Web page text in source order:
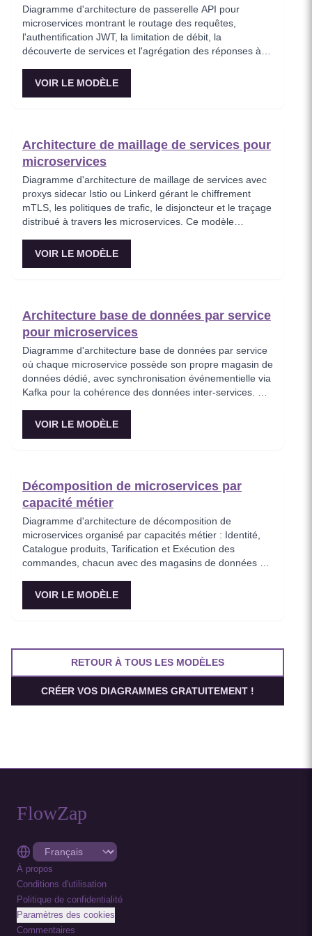
Diagramme d'architecture de passerelle API pour
microservices montrant le routage des requêtes,
l'authentification JWT, la limitation de débit, la
découverte de services et l'agrégation des réponses à
représente le point d'entrée de tout le trafic client dans
évolutive avec des préoccupations transversales
centralisées.
VOIR LE MODÈLE
Architecture de maillage de services pour
microservices
Diagramme d'architecture de maillage de services avec
proxys sidecar Istio ou Linkerd gérant le chiffrement
mTLS, les politiques de trafic, le disjoncteur et le traçage
distribué à travers les microservices. Ce modèle
préoccupations réseau du code applicatif, permettant
VOIR LE MODÈLE
Architecture base de données par service
pour microservices
Diagramme d'architecture base de données par service
où chaque microservice possède son propre magasin de
données dédié, avec synchronisation événementielle via
Kafka pour la cohérence des données inter-services. Ce
données des microservices, montrant comment
VOIR LE MODÈLE
Décomposition de microservices par
capacité métier
Diagramme d'architecture de décomposition de
microservices organisé par capacités métier : Identité,
Catalogue produits, Tarification et Exécution des
commandes, chacun avec des magasins de données et
découper un monolithe en services alignés sur les
microservices orientées domaine.
VOIR LE MODÈLE
RETOUR À TOUS LES MODÈLES
CRÉER VOS DIAGRAMMES GRATUITEMENT !
FlowZap
À propos
Conditions d'utilisation
Politique de confidentialité
Paramètres des cookies
Commentaires